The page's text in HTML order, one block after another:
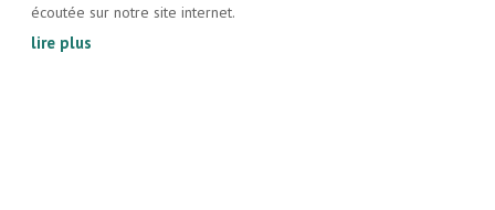
écoutée sur notre site internet.
lire plus